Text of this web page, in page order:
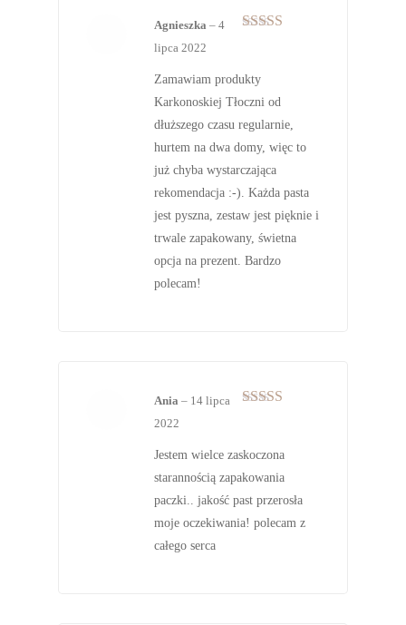
Agnieszka – 4
lipca 2022
Zamawiam produkty
Karkonoskiej Tłoczni od
dłuższego czasu regularnie,
hurtem na dwa domy, więc to
już chyba wystarczająca
rekomendacja :-). Każda pasta
jest pyszna, zestaw jest pięknie i
trwale zapakowany, świetna
opcja na prezent. Bardzo
polecam!
Ania – 14 lipca
2022
Jestem wielce zaskoczona
starannością zapakowania
paczki.. jakość past przerosła
moje oczekiwania! polecam z
całego serca